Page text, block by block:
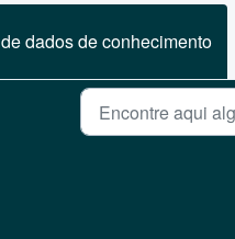
dados de conhecimento